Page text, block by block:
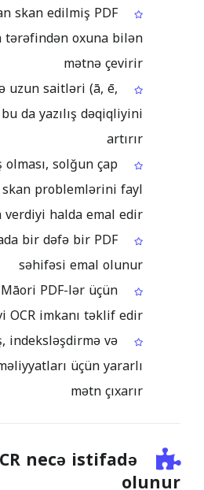
skan edilmiş PDF
tərəfindən oxuna bilən
mətnə çevirir
uzun saitləri (ā, ē,
da yazılış dəqiqliyini
artırır
solğun çap
problemlərini fayl
halda emal edir
bir dəfə bir PDF
səhifəsi emal olunur
PDF-lər üçün
OCR imkanı təklif edir
indeksləşdirmə və
üçün yararlı
mətn çıxarır
necə istifadə
olunur